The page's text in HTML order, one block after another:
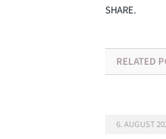
SHARE.
RELATED
6. AUGUST